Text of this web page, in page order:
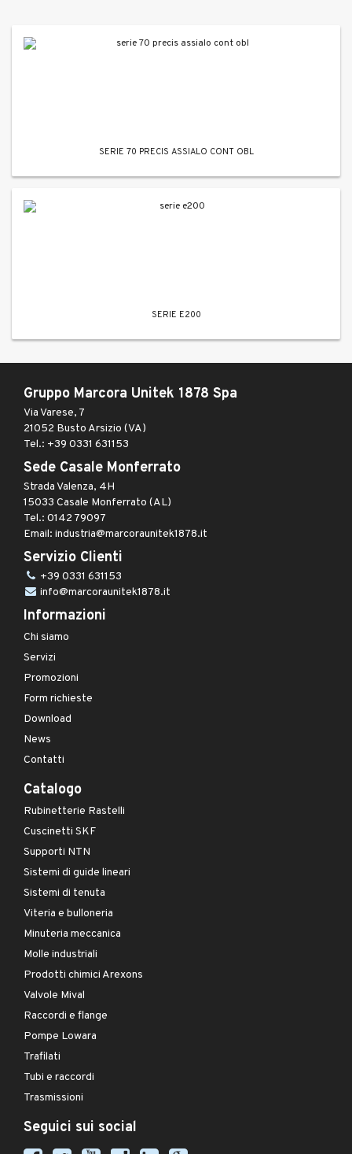
SERIE 70 PRECIS ASSIALO CONT OBL
SERIE E200
Gruppo Marcora Unitek 1878 Spa
Via Varese, 7
21052 Busto Arsizio (VA)
Tel.: +39 0331 631153
Sede Casale Monferrato
Strada Valenza, 4H
15033 Casale Monferrato (AL)
Tel.: 0142 79097
Email: industria@marcoraunitek1878.it
Servizio Clienti
+39 0331 631153
info@marcoraunitek1878.it
Informazioni
Chi siamo
Servizi
Promozioni
Form richieste
Download
News
Contatti
Catalogo
Rubinetterie Rastelli
Cuscinetti SKF
Supporti NTN
Sistemi di guide lineari
Sistemi di tenuta
Viteria e bulloneria
Minuteria meccanica
Molle industriali
Prodotti chimici Arexons
Valvole Mival
Raccordi e flange
Pompe Lowara
Trafilati
Tubi e raccordi
Trasmissioni
Seguici sui social